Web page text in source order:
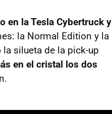
en la Tesla Cybertruck y
la Normal Edition y la
silueta de la pick-up
en el cristal los dos